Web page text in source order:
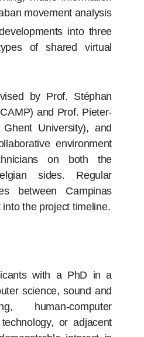
movement analysis
into three
of shared virtual
by Prof. Stéphan
and Prof. Pieter-
University), and
environment
on both the
sides. Regular
between Campinas
the project timeline.
with a PhD in a
science, sound and
human-computer
or adjacent